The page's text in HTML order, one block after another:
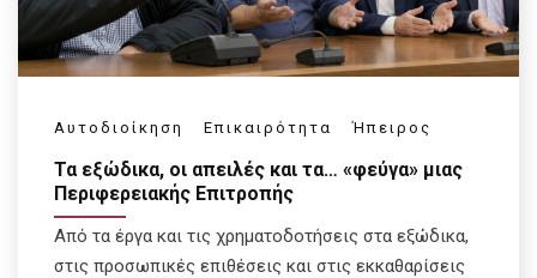
Αυτοδιοίκηση Επικαιρότητα Ήπειρος
Τα εξώδικα, οι απειλές και τα… «φεύγα» μιας
Περιφερειακής Επιτροπής
Από τα έργα και τις χρηματοδοτήσεις στα εξώδικα,
στις προσωπικές επιθέσεις και στις εκκαθαρίσεις